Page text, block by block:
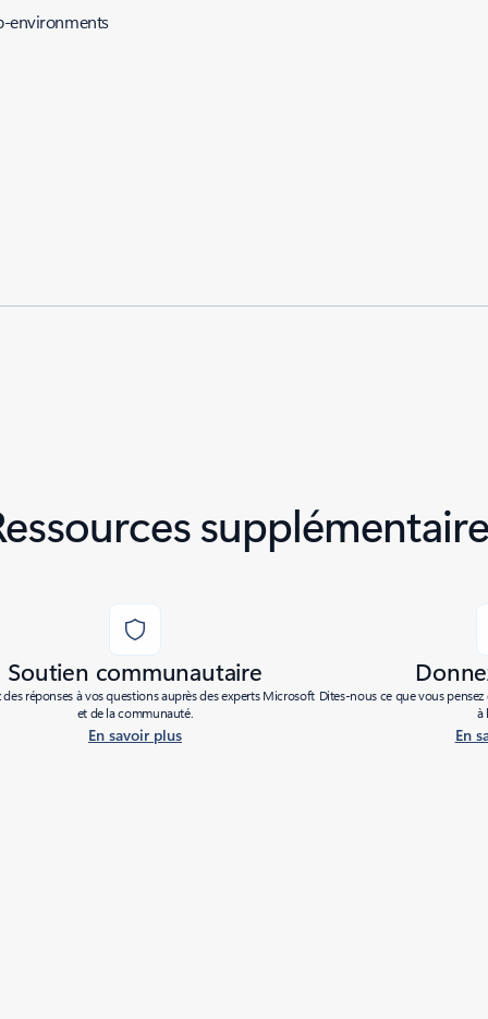
environments
Soutien communautaire
réponses à vos questions auprès des experts Microsoft
et de la communauté.
En savoir plus
Dites-nous ce que vous
à
En